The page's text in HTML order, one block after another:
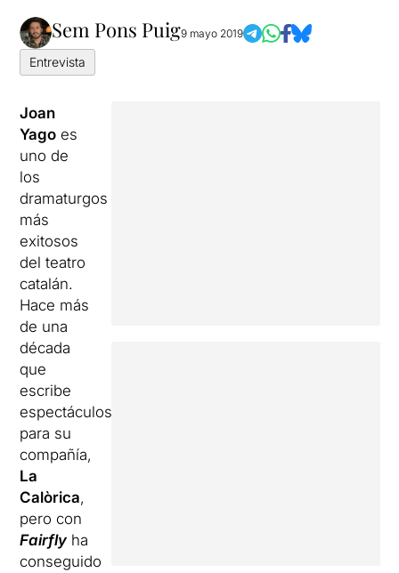
Sem Pons Puig9 mayo 2019
Entrevista
Joan
Yago es
uno de
los
dramaturgos
más
exitosos
del teatro
catalán.
Hace más
de una
década
que
escribe
espectáculos
para su
compañía,
La
Calòrica,
pero con
Fairfly ha
conseguido